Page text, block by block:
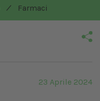
/ Farmaci
23 Aprile 2024